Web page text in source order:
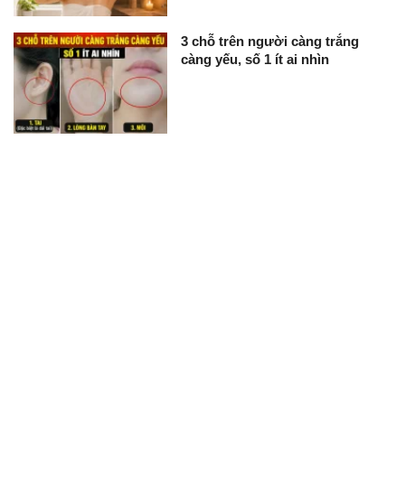
3 chỗ trên người càng trắng
càng yếu, số 1 ít ai nhìn